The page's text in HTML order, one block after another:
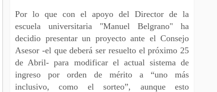
Por lo que con el apoyo del Director de la
escuela universitaria "Manuel Belgrano" ha
decidio presentar un proyecto ante el Consejo
Asesor -el que deberá ser resuelto el próximo 25
de Abril- para modificar el actual sistema de
ingreso por orden de mérito a “uno más
inclusivo, como el sorteo”, aunque esto